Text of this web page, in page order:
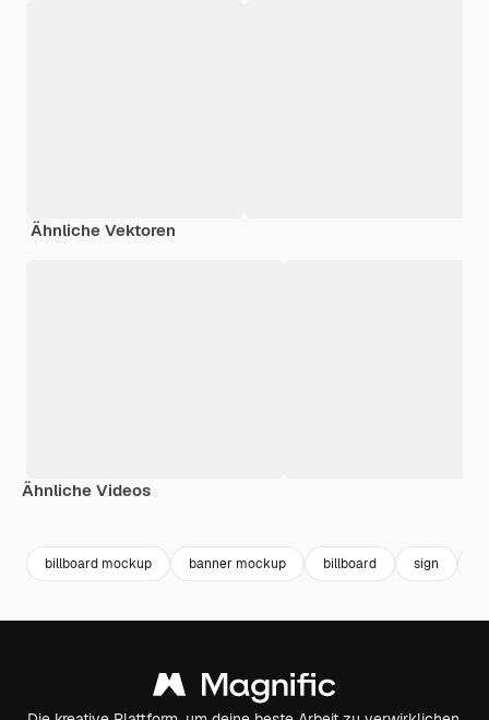
Ähnliche Vektoren
Ähnliche Videos
billboard mockup banner mockup billboard sign